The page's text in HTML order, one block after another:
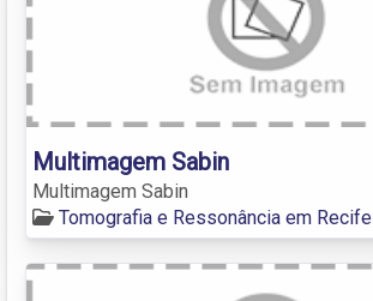
Multimagem Sabin
Multimagem Sabin
Tomografia e Ressonância em Recife